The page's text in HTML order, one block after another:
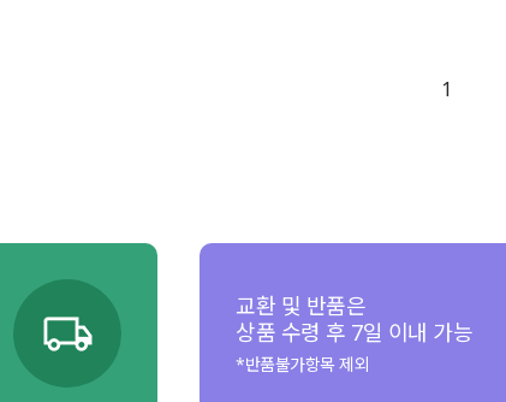
1
교환 및 반품은
상품 수령 후 7일 이내 가능
*반품불가항목 제외